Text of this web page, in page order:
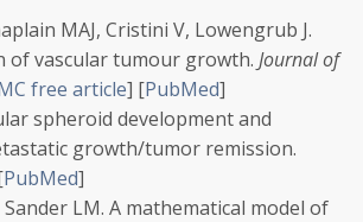
MAJ, Cristini V, Lowengrub J.
of vascular tumour growth. Journal of
free article] [PubMed]
spheroid development and
growth/tumor remission.
PubMed]
LM. A mathematical model of